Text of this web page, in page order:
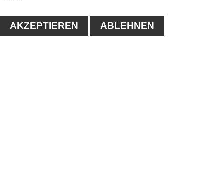
AKZEPTIEREN ABLEHNEN